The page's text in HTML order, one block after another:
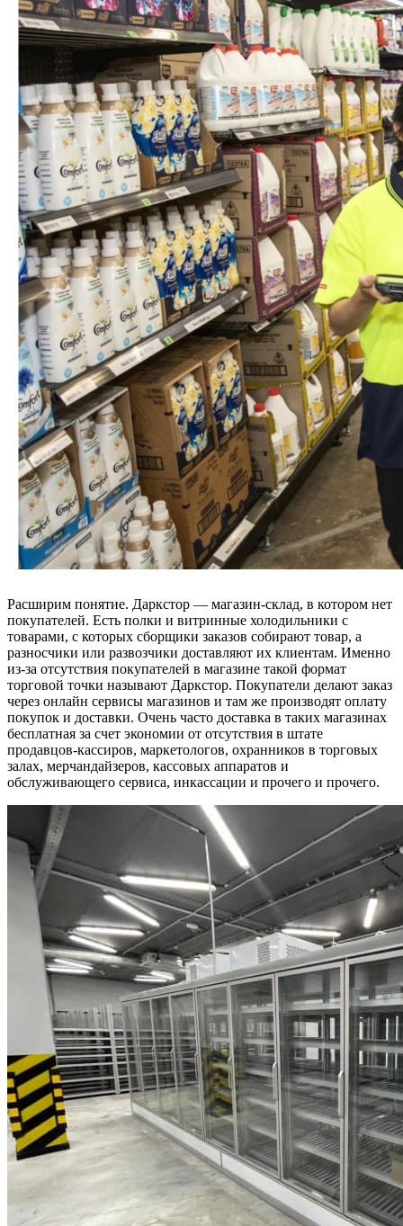
Расширим понятие. Даркстор — магазин-склад, в котором нет
покупателей. Есть полки и витринные холодильники с
товарами, с которых сборщики заказов собирают товар, а
разносчики или развозчики доставляют их клиентам. Именно
из-за отсутствия покупателей в магазине такой формат
торговой точки называют Даркстор. Покупатели делают заказ
через онлайн сервисы магазинов и там же производят оплату
покупок и доставки. Очень часто доставка в таких магазинах
бесплатная за счет экономии от отсутствия в штате
продавцов-кассиров, маркетологов, охранников в торговых
залах, мерчандайзеров, кассовых аппаратов и
обслуживающего сервиса, инкассации и прочего и прочего.